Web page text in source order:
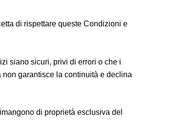
di rispettare queste Condizioni e
siano sicuri, privi di errori o che i
garantisce la continuità e declina
di proprietà esclusiva del